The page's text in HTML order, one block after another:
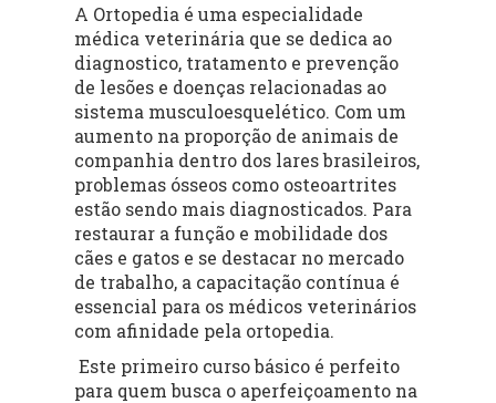
A Ortopedia é uma especialidade
médica veterinária que se dedica ao
diagnostico, tratamento e prevenção
de lesões e doenças relacionadas ao
sistema musculoesquelético. Com um
aumento na proporção de animais de
companhia dentro dos lares brasileiros,
problemas ósseos como osteoartrites
estão sendo mais diagnosticados. Para
restaurar a função e mobilidade dos
cães e gatos e se destacar no mercado
de trabalho, a capacitação contínua é
essencial para os médicos veterinários
com afinidade pela ortopedia.
Este primeiro curso básico é perfeito
para quem busca o aperfeiçoamento na